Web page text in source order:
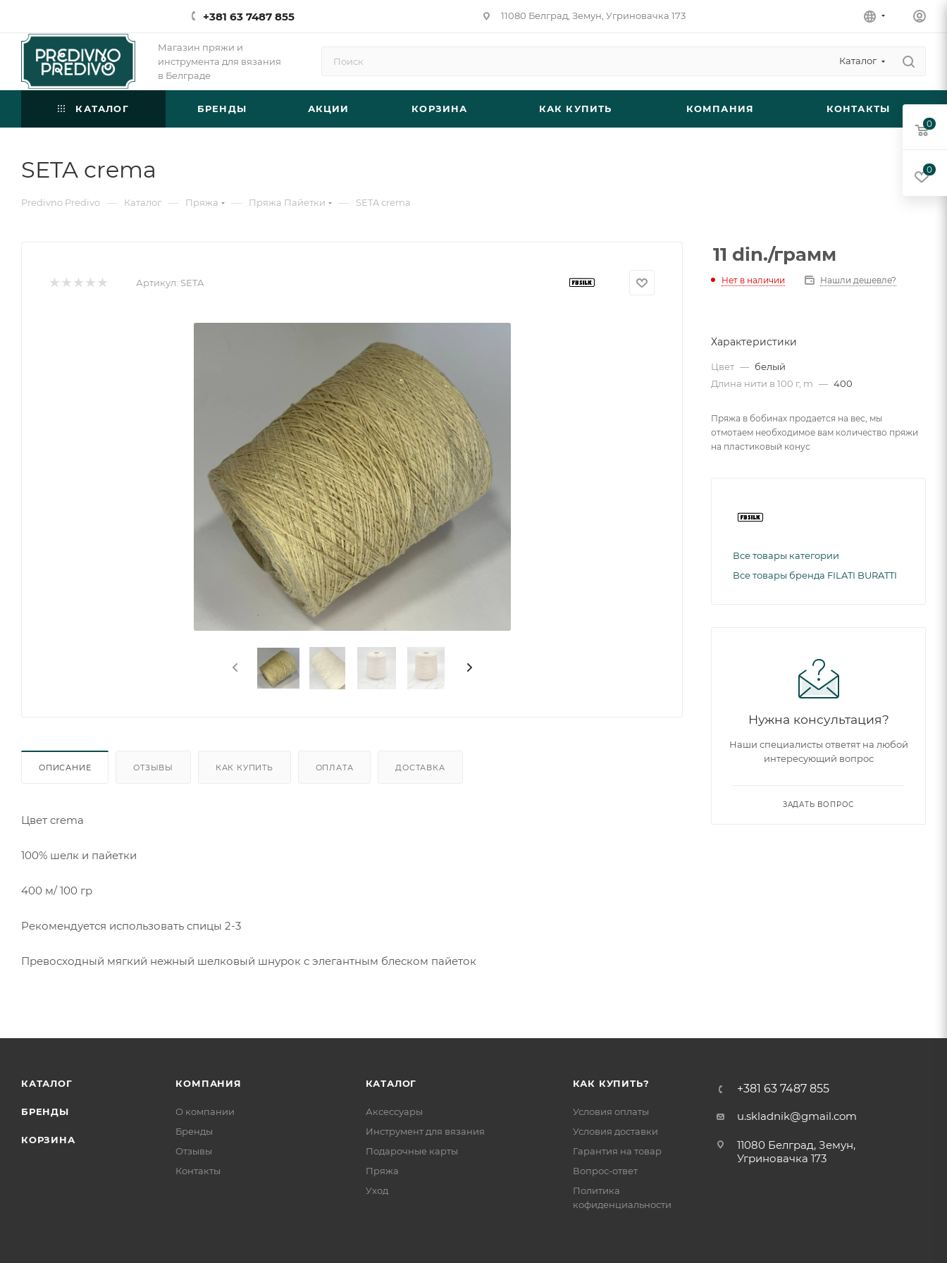
+381 63 7487 855 11080 Белград, Земун, Угриновачка 173
Магазин пряжи и
инструмента для вязания
в Белграде
Каталог
КАТАЛОГ БРЕНДЫ АКЦИИ КОРЗИНА КАК КУПИТЬ КОМПАНИЯ КОНТАКТЫ
SETA crema
Predivno Predivo — Каталог — Пряжа — Пряжа Пайетки — SETA crema
Артикул: SETA
ОПИСАНИЕ ОТЗЫВЫ КАК КУПИТЬ ОПЛАТА ДОСТАВКА
Цвет crema
100% шелк и пайетки
400 м/ 100 гр
Рекомендуется использовать спицы 2-3
Превосходный мягкий нежный шелковый шнурок с элегантным блеском пайеток
11 din./грамм
Нет в наличии Нашли дешевле?
Характеристики
Цвет — белый
Длина нити в 100 г, m — 400
Пряжа в бобинах продается на вес, мы
отмотаем необходимое вам количество пряжи
на пластиковый конус
Все товары категории
Все товары бренда FILATI BURATTI
Нужна консультация?
Наши специалисты ответят на любой
интересующий вопрос
ЗАДАТЬ ВОПРОС
КАТАЛОГ
БРЕНДЫ
КОРЗИНА
КОМПАНИЯ
О компании
Бренды
Отзывы
Контакты
КАТАЛОГ
Аксессуары
Инструмент для вязания
Подарочные карты
Пряжа
Уход
КАК КУПИТЬ?
Условия оплаты
Условия доставки
Гарантия на товар
Вопрос-ответ
Политика
кофиденциальности
+381 63 7487 855
u.skladnik@gmail.com
11080 Белград, Земун,
Угриновачка 173
0
0